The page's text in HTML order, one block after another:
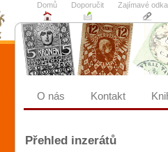
Přehled inzerátů
O nás Kontakt
Domů Doporučit Zajímavé